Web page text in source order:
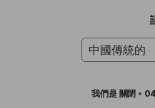
我們是 關閉 •